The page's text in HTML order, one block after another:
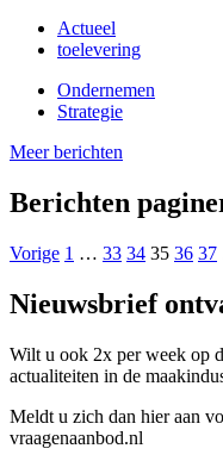
Actueel
toelevering
Ondernemen
Strategie
Meer berichten
Berichten
Vorige 1 … 33 34 35 36 37
Nieuwsbrief
Wilt u ook 2x per week op
actualiteiten in de
Meldt u zich dan hier aan
vraagenaanbod.nl